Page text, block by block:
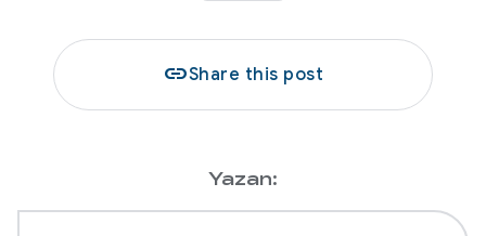
linkShare this post
Yazan: